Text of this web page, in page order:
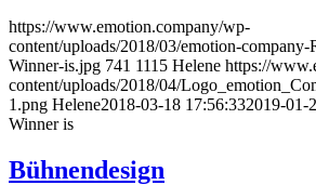
https://www.emotion.company/wp-
content/uploads/2018/03/emotion-company-
Winner-is.jpg 741 1115 Helene https://
content/uploads/2018/04/
1.png Helene2018-03-18 17:56:332019-01-
Winner is
Bühnendesign